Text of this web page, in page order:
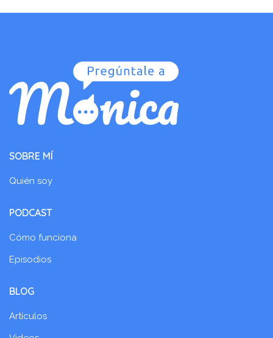
SOBRE MÍ
Quién soy
PODCAST
Cómo funciona
Episodios
BLOG
Artículos